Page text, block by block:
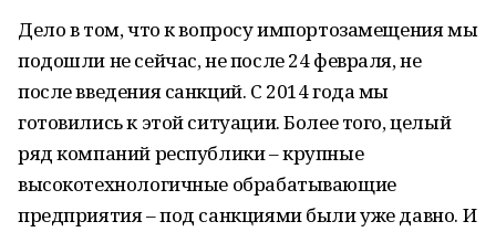
Дело в том, что к вопросу импортозамещения мы
подошли не сейчас, не после 24 февраля, не
после введения санкций. С 2014 года мы
готовились к этой ситуации. Более того, целый
ряд компаний республики – крупные
высокотехнологичные обрабатывающие
предприятия – под санкциями были уже давно. И